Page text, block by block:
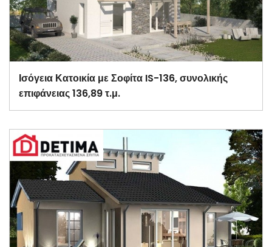
Ισόγεια Κατοικία με Σοφίτα IS-136, συνολικής
επιφάνειας 136,89 τ.μ.